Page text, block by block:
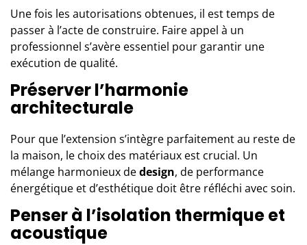
Une fois les autorisations obtenues, il est temps de
passer à l’acte de construire. Faire appel à un
professionnel s’avère essentiel pour garantir une
exécution de qualité.
Préserver l’harmonie
architecturale
Pour que l’extension s’intègre parfaitement au reste de
la maison, le choix des matériaux est crucial. Un
mélange harmonieux dedesign, de performance
énergétique et d’esthétique doit être réfléchi avec soin.
Penser à l’isolation thermique et
acoustique